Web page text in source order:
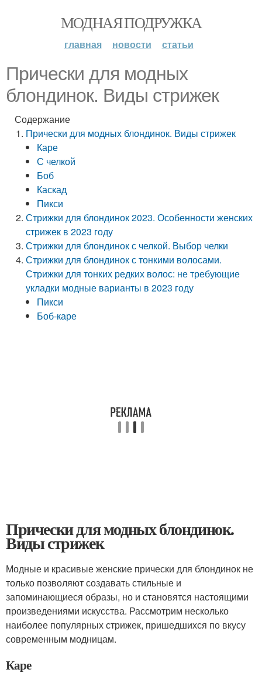
МОДНАЯ ПОДРУЖКА
главная новости статьи
Прически для модных
блондинок. Виды стрижек
Содержание
Прически для модных блондинок. Виды стрижек
Каре
С челкой
Боб
Каскад
Пикси
Стрижки для блондинок 2023. Особенности женских
стрижек в 2023 году
Стрижки для блондинок с челкой. Выбор челки
Стрижки для блондинок с тонкими волосами.
Стрижки для тонких редких волос: не требующие
укладки модные варианты в 2023 году
Пикси
Боб-каре
Прически для модных блондинок.
Виды стрижек
Модные и красивые женские прически для блондинок не
только позволяют создавать стильные и
запоминающиеся образы, но и становятся настоящими
произведениями искусства. Рассмотрим несколько
наиболее популярных стрижек, пришедшихся по вкусу
современным модницам.
Каре